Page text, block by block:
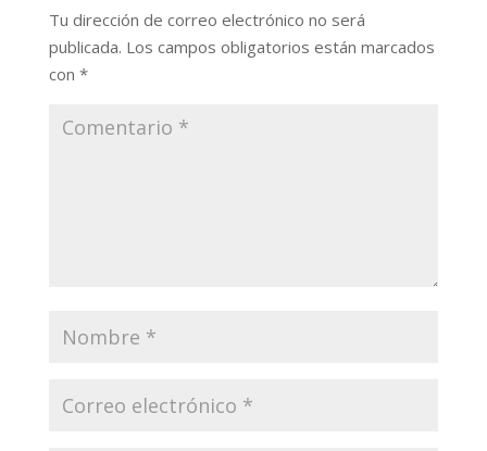
Tu dirección de correo electrónico no será
publicada. Los campos obligatorios están marcados
con *